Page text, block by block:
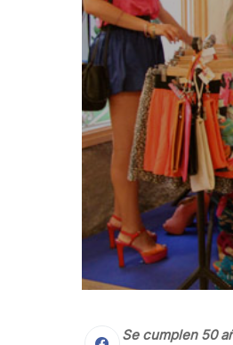
Se cumplen 50